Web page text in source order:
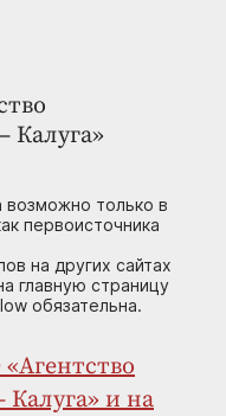
Калуга»
возможно только в
первоисточника
на других сайтах
главную страницу
обязательна.
Калуга» и на